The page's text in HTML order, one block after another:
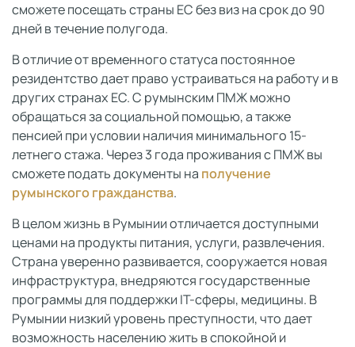
сможете посещать страны ЕС без виз на срок до 90
дней в течение полугода.
В отличие от временного статуса постоянное
резидентство дает право устраиваться на работу и в
других странах ЕС. С румынским ПМЖ можно
обращаться за социальной помощью, а также
пенсией при условии наличия минимального 15-
летнего стажа. Через 3 года проживания с ПМЖ вы
сможете подать документы на получение
румынского гражданства.
В целом жизнь в Румынии отличается доступными
ценами на продукты питания, услуги, развлечения.
Страна уверенно развивается, сооружается новая
инфраструктура, внедряются государственные
программы для поддержки IT-сферы, медицины. В
Румынии низкий уровень преступности, что дает
возможность населению жить в спокойной и